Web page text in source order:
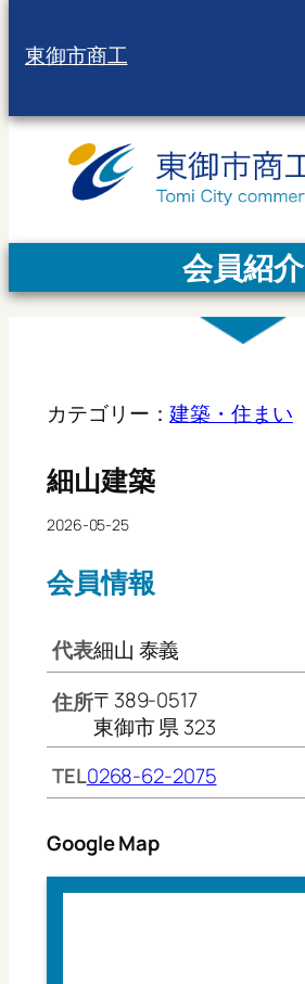
東御市商工
会員紹介
カテゴリー：建築・住まい
細山建築
2026-05-25
会員情報
代表細山 泰義
住所〒389-0517
東御市 県 323
TEL0268-62-2075
Google Map